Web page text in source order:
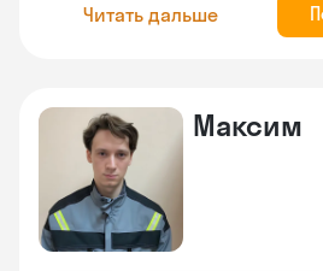
Читать дальше
Максим